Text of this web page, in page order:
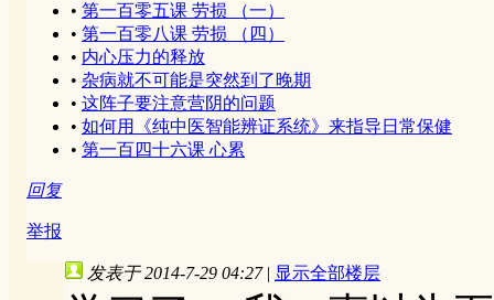
• 第一百零五课 劳损 （一）
• 第一百零八课 劳损 （四）
• 内心压力的释放
• 杂病就不可能是突然到了晚期
• 这阵子要注意营阴的问题
• 如何用《纯中医智能辨证系统》来指导日常保健
• 第一百四十六课 心累
回复
举报
发表于 2014-7-29 04:27 | 显示全部楼层